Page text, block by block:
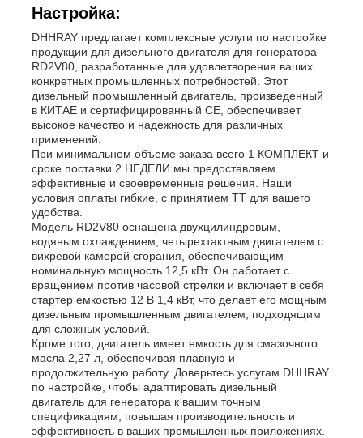
Настройка:
DHHRAY предлагает комплексные услуги по настройке
продукции для дизельного двигателя для генератора
RD2V80, разработанные для удовлетворения ваших
конкретных промышленных потребностей. Этот
дизельный промышленный двигатель, произведенный
в КИТАЕ и сертифицированный CE, обеспечивает
высокое качество и надежность для различных
применений.
При минимальном объеме заказа всего 1 КОМПЛЕКТ и
сроке поставки 2 НЕДЕЛИ мы предоставляем
эффективные и своевременные решения. Наши
условия оплаты гибкие, с принятием TT для вашего
удобства.
Модель RD2V80 оснащена двухцилиндровым,
водяным охлаждением, четырехтактным двигателем с
вихревой камерой сгорания, обеспечивающим
номинальную мощность 12,5 кВт. Он работает с
вращением против часовой стрелки и включает в себя
стартер емкостью 12 В 1,4 кВт, что делает его мощным
дизельным промышленным двигателем, подходящим
для сложных условий.
Кроме того, двигатель имеет емкость для смазочного
масла 2,27 л, обеспечивая плавную и
продолжительную работу. Доверьтесь услугам DHHRAY
по настройке, чтобы адаптировать дизельный
двигатель для генератора к вашим точным
спецификациям, повышая производительность и
эффективность в ваших промышленных приложениях.